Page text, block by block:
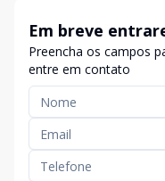
Em breve
Preencha os campos
entre em contato